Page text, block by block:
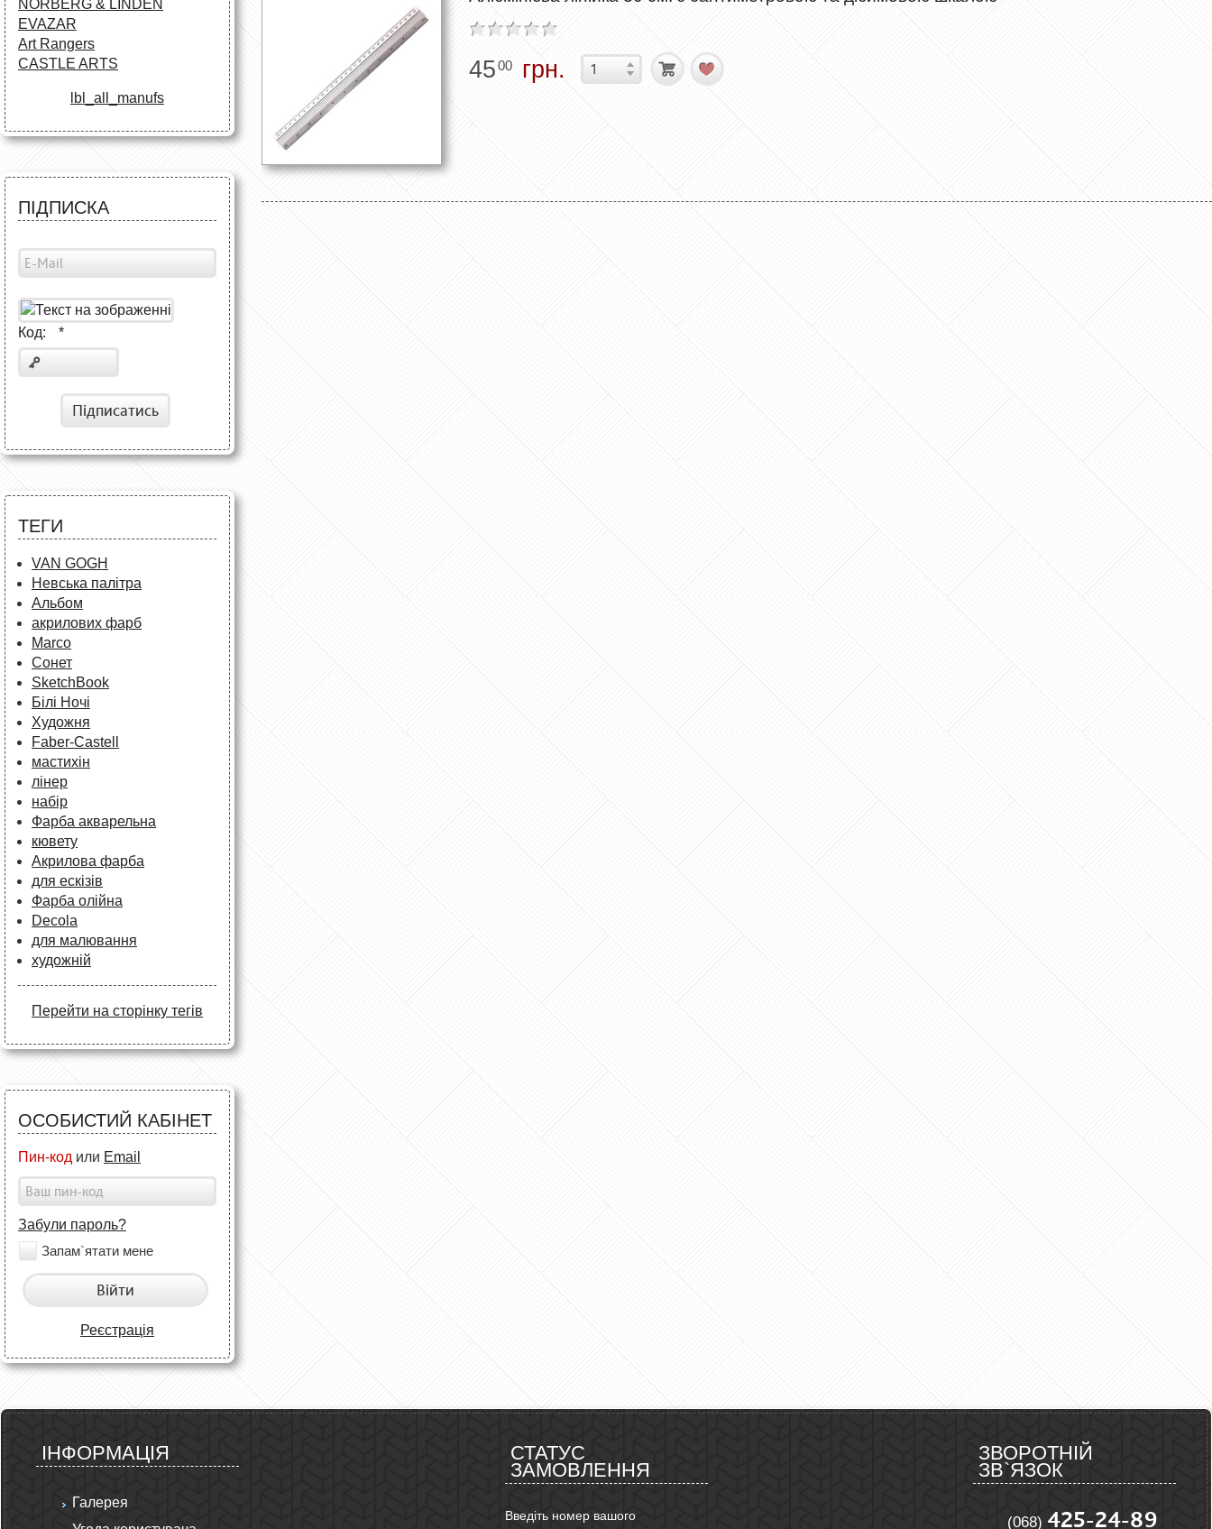
NORBERG & LINDEN
EVAZAR
Art Rangers
CASTLE ARTS
lbl_all_manufs
ПІДПИСКА
Код: *
Підписатись
ТЕГИ
VAN GOGH
Невська палітра
Альбом
акрилових фарб
Marco
Сонет
SketchBook
Білі Ночі
Художня
Faber-Castell
мастихін
лінер
набір
Фарба акварельна
кювету
Акрилова фарба
для ескізів
Фарба олійна
Decola
для малювання
художній
Перейти на сторінку тегів
ОСОБИСТИЙ КАБІНЕТ
Пин-код или Email
Забули пароль?
Запам`ятати мене
Війти
Реєстрація
4500 грн.
ІНФОРМАЦІЯ
Галерея
СТАТУС
ЗАМОВЛЕННЯ
Введіть номер вашого
ЗВОРОТНІЙ
ЗВ`ЯЗОК
(068) 425-24-89